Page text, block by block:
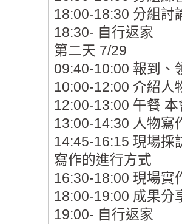
18:00-18:30 分組討
18:30- 自行返家
第二天 7/29
09:40-10:00 報到、
10:00-12:00 介紹人
12:00-13:00 午餐
13:00-14:30 人物寫
14:45-16:15 現場採
寫作的進行方式
16:30-18:00 現場實
18:00-19:00 成果分
19:00- 自行返家